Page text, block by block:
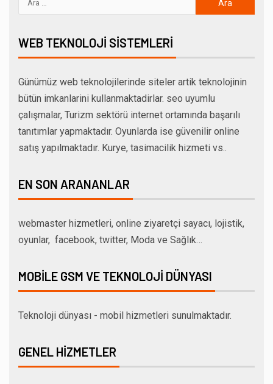
WEB TEKNOLOJI SISTEMLERI
Günümüz web teknolojilerinde siteler artik teknolojinin
bütün imkanlarini kullanmaktadirlar. seo uyumlu
çalışmalar, Turizm sektörü internet ortamında başarılı
tanıtımlar yapmaktadır. Oyunlarda ise güvenilir online
satış yapılmaktadır. Kurye, tasimacilik hizmeti vs..
EN SON ARANANLAR
webmaster hizmetleri, online ziyaretçi sayacı, lojistik,
oyunlar, facebook, twitter, Moda ve Sağlık…
MOBILE GSM VE TEKNOLOJI DÜNYASI
Teknoloji dünyası - mobil hizmetleri sunulmaktadır.
GENEL HIZMETLER